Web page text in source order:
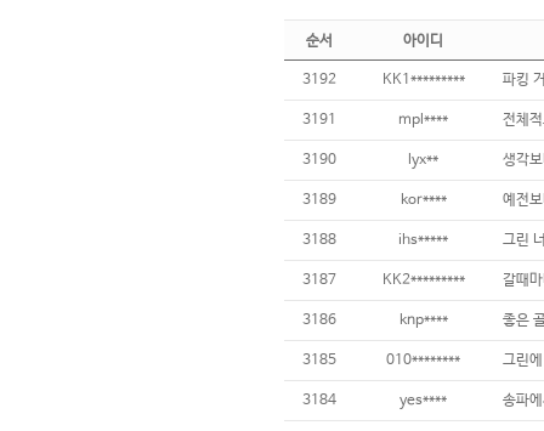
순서 아이디
3192 KK1*********
3191 mpl****
3190 lyx** 생각
3189 kor****
3188 ihs*****
3187 KK2*********
3186 knp****
3185 010********
3184 yes****